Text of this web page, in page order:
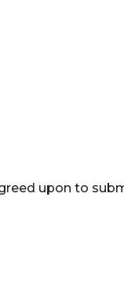
upon to